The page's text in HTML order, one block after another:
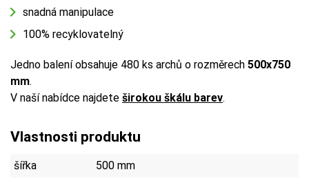
snadná manipulace
100% recyklovatelný
Jedno balení obsahuje 480 ks archů o rozměrech 500x750
mm.
V naší nabídce najdete širokou škálu barev.
Vlastnosti produktu
šířka
500 mm